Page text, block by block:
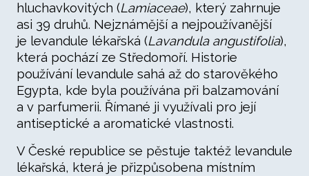
hluchavkovitých (Lamiaceae), který zahrnuje
asi 39 druhů. Nejznámější a nejpoužívanější
je levandule lékařská (Lavandula angustifolia),
která pochází ze Středomoří. Historie
používání levandule sahá až do starověkého
Egypta, kde byla používána při balzamování
a v parfumerii. Římané ji využívali pro její
antiseptické a aromatické vlastnosti.
V České republice se pěstuje taktéž levandule
lékařská, která je přizpůsobena místním